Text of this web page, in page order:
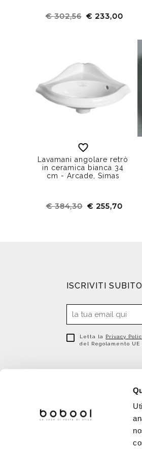
€ 302,56 € 233,00
Lavamani angolare retrò
in ceramica bianca 34
cm - Arcade, Simas
€ 384,30 € 255,70
ISCRIVITI
Letta la Privacy
del Regolamento UE